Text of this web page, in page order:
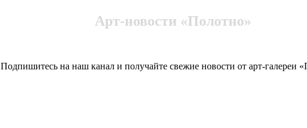
Арт-новости «Полотно»
Подпишитесь на наш канал и получайте свежие новости от арт-галереи